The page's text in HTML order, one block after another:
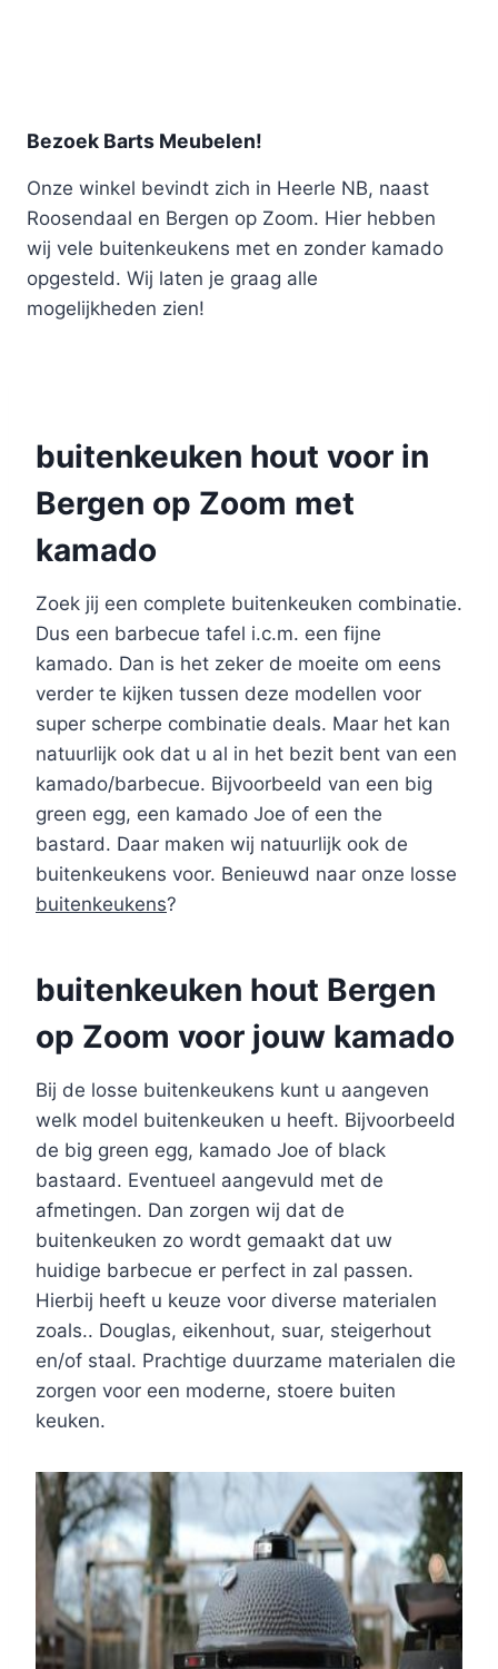
Bezoek Barts Meubelen!
Onze winkel bevindt zich in Heerle NB, naast
Roosendaal en Bergen op Zoom. Hier hebben
wij vele buitenkeukens met en zonder kamado
opgesteld. Wij laten je graag alle
mogelijkheden zien!
buitenkeuken hout voor in
Bergen op Zoom met
kamado
Zoek jij een complete buitenkeuken combinatie.
Dus een barbecue tafel i.c.m. een fijne
kamado. Dan is het zeker de moeite om eens
verder te kijken tussen deze modellen voor
super scherpe combinatie deals. Maar het kan
natuurlijk ook dat u al in het bezit bent van een
kamado/barbecue. Bijvoorbeeld van een big
green egg, een kamado Joe of een the
bastard. Daar maken wij natuurlijk ook de
buitenkeukens voor. Benieuwd naar onze losse
buitenkeukens?
buitenkeuken hout Bergen
op Zoom voor jouw kamado
Bij de losse buitenkeukens kunt u aangeven
welk model buitenkeuken u heeft. Bijvoorbeeld
de big green egg, kamado Joe of black
bastaard. Eventueel aangevuld met de
afmetingen. Dan zorgen wij dat de
buitenkeuken zo wordt gemaakt dat uw
huidige barbecue er perfect in zal passen.
Hierbij heeft u keuze voor diverse materialen
zoals.. Douglas, eikenhout, suar, steigerhout
en/of staal. Prachtige duurzame materialen die
zorgen voor een moderne, stoere buiten
keuken.